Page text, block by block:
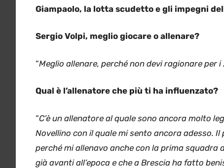
Giampaolo, la lotta scudetto e gli impegni
Sergio Volpi, meglio giocare o allenare?
“Meglio allenare, perché non devi ragionare per
Qual è l’allenatore che più ti ha influenzato?
“C’è un allenatore al quale sono ancora molto
Novellino con il quale mi sento ancora adesso.
perché mi allenavo anche con la prima squadra
già avanti all’epoca e che a Brescia ha fatto